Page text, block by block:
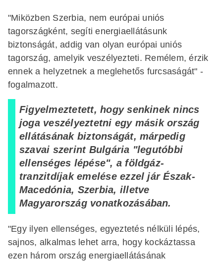
"Miközben Szerbia, nem európai uniós
tagországként, segíti energiaellátásunk
biztonságát, addig van olyan európai uniós
tagország, amelyik veszélyezteti. Remélem, érzik
ennek a helyzetnek a meglehetős furcsaságát" -
fogalmazott.
Figyelmeztetett, hogy senkinek nincs
joga veszélyeztetni egy másik ország
ellátásának biztonságát, márpedig
szavai szerint Bulgária "legutóbbi
ellenséges lépése", a földgáz-
tranzitdíjak emelése ezzel jár Észak-
Macedónia, Szerbia, illetve
Magyarország vonatkozásában.
"Egy ilyen ellenséges, egyeztetés nélküli lépés,
sajnos, alkalmas lehet arra, hogy kockáztassa
ezen három ország energiaellátásának